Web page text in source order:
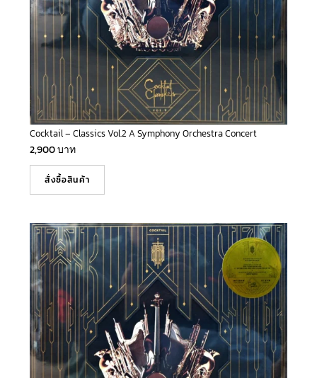
Cocktail – Classics Vol.2 A Symphony Orchestra Concert
2,900บาท
สั่งซื้อสินค้า